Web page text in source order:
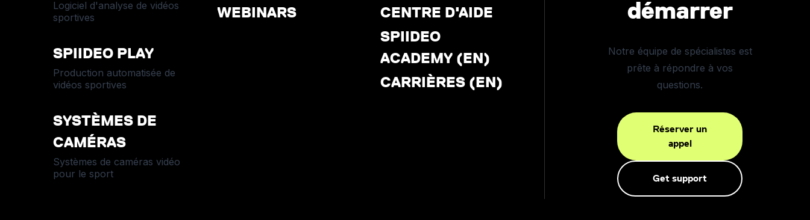
Logiciel d'analyse de vidéos
sportives
SPIIDEO PLAY
Production automatisée de
vidéos sportives
SYSTÈMES DE
CAMÉRAS
Systèmes de caméras vidéo
pour le sport
WEBINARS
CENTRE D'AIDE
SPIIDEO
ACADEMY (EN)
CARRIÈRES (EN)
démarrer
Notre équipe de spécialistes est
prête à répondre à vos
questions.
Réserver un
appel
Get support